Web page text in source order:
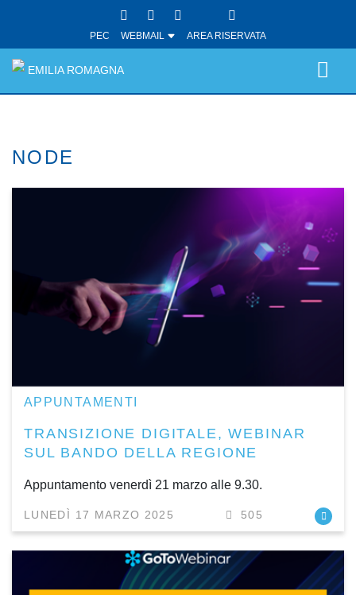
PEC WEBMAIL AREA RISERVATA
EMILIA ROMAGNA
NODE
APPUNTAMENTI
TRANSIZIONE DIGITALE, WEBINAR
SUL BANDO DELLA REGIONE
Appuntamento venerdì 21 marzo alle 9.30.
LUNEDÌ 17 MARZO 2025 505